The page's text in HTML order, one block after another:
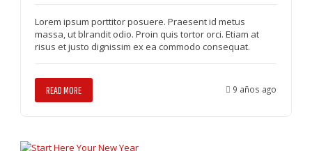
Lorem ipsum porttitor posuere. Praesent id metus
massa, ut blrandit odio. Proin quis tortor orci. Etiam at
risus et justo dignissim ex ea commodo consequat.
READ MORE 9 años ago